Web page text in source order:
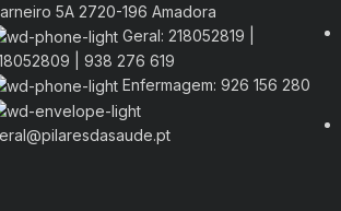
5A 2720-196 Amadora
Geral: 218052819 |
| 938 276 619
Enfermagem: 926 156 280